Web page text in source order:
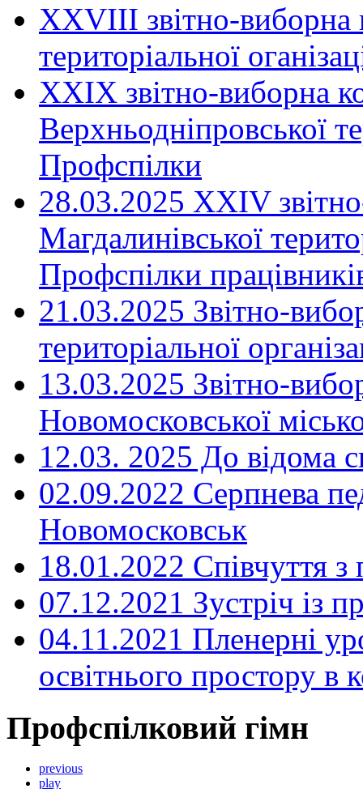
ХХVIII звітно-виборна
територіальної
XXIX звітно-виборна
Верхньодніпровської
Профспілки
28.03.2025 ХХІV
Магдалинівської
Профспілки
21.03.2025 Звітно-
територіальної
13.03.2025 Звітно-
Новомосковської
12.03. 2025 До відома
02.09.2022 Серпнева
Новомосковськ
18.01.2022 Співчуття з
07.12.2021 Зустріч із
04.11.2021 Пленерні
освітнього простору
Профспілковий гімн
previous
play